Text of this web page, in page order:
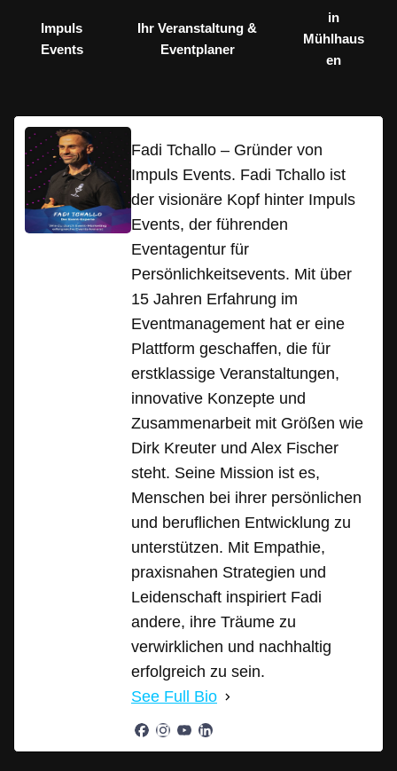
Impuls
Events
Ihr Veranstaltung &
Eventplaner
in
Mühlhaus
en
Fadi Tchallo – Gründer von
Impuls Events. Fadi Tchallo ist
der visionäre Kopf hinter Impuls
Events, der führenden
Eventagentur für
Persönlichkeitsevents. Mit über
15 Jahren Erfahrung im
Eventmanagement hat er eine
Plattform geschaffen, die für
erstklassige Veranstaltungen,
innovative Konzepte und
Zusammenarbeit mit Größen wie
Dirk Kreuter und Alex Fischer
steht. Seine Mission ist es,
Menschen bei ihrer persönlichen
und beruflichen Entwicklung zu
unterstützen. Mit Empathie,
praxisnahen Strategien und
Leidenschaft inspiriert Fadi
andere, ihre Träume zu
verwirklichen und nachhaltig
erfolgreich zu sein.
See Full Bio